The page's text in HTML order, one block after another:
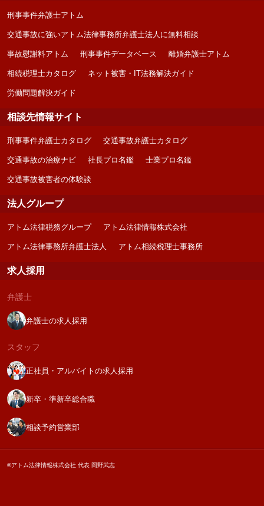
刑事事件弁護士アトム
交通事故に強いアトム法律事務所弁護士法人に無料相談
事故慰謝料アトム 刑事事件データベース 離婚弁護士アトム
相続税理士カタログ ネット被害・IT法務解決ガイド
労働問題解決ガイド
相談先情報サイト
刑事事件弁護士カタログ 交通事故弁護士カタログ
交通事故の治療ナビ 社長プロ名鑑 士業プロ名鑑
交通事故被害者の体験談
法人グループ
アトム法律税務グループ アトム法律情報株式会社
アトム法律事務所弁護士法人 アトム相続税理士事務所
求人採用
弁護士
弁護士の求人採用
スタッフ
正社員・アルバイトの求人採用
新卒・準新卒総合職
相談予約営業部
©アトム法律情報株式会社 代表 岡野武志